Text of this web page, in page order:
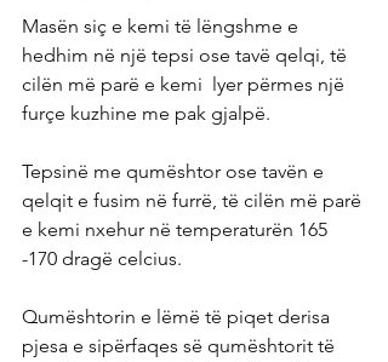
Masën siç e kemi të lëngshme e
hedhim në një tepsi ose tavë qelqi, të
cilën më parë e kemi  lyer përmes një
furçe kuzhine me pak gjalpë.
Tepsinë me qumështor ose tavën e
qelqit e fusim në furrë, të cilën më parë
e kemi nxehur në temperaturën 165
-170 dragë celcius.
Qumështorin e lëmë të piqet derisa
pjesa e sipërfaqes së qumështorit të